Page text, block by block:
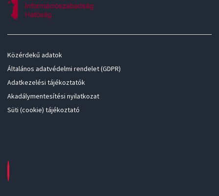
Közérdekű adatok
Általános adatvédelmi rendelet (GDPR)
Adatkezelési tájékoztatók
Akadálymentesítési nyilatkozat
Süti (cookie) tájékoztató